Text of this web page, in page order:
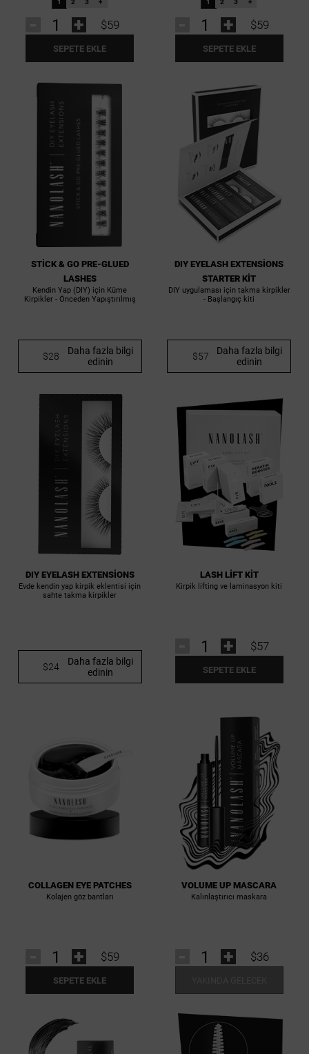
$59
+
SEPETE EKLE
$59
+
SEPETE EKLE
STICK & GO PRE-GLUED
LASHES
Kendin Yap (DIY) için Küme
Kirpikler - Önceden Yapıştırılmış
$28
Daha fazla bilgi
edinin
DIY EYELASH EXTENSIONS
STARTER KIT
DIY uygulaması için takma kirpikler
- Başlangıç kiti
$57
Daha fazla bilgi
edinin
DIY EYELASH EXTENSIONS
Evde kendin yap kirpik eklentisi için
sahte takma kirpikler
$24
Daha fazla bilgi
edinin
LASH LIFT KIT
Kirpik lifting ve laminasyon kiti
$57
+
SEPETE EKLE
COLLAGEN EYE PATCHES
Kolajen göz bantları
$59
+
SEPETE EKLE
VOLUME UP MASCARA
Kalınlaştırıcı maskara
$36
+